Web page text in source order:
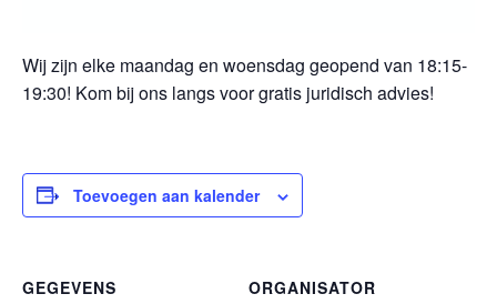
Wij zijn elke maandag en woensdag geopend van 18:15-
19:30! Kom bij ons langs voor gratis juridisch advies!
Toevoegen aan kalender
GEGEVENS
ORGANISATOR